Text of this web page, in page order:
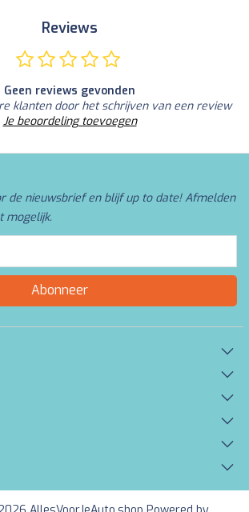
Reviews
Geen reviews gevonden
klanten door het schrijven van een review
Je beoordeling toevoegen
de nieuwsbrief en blijf up to date! Afmelden
mogelijk.
Abonneer